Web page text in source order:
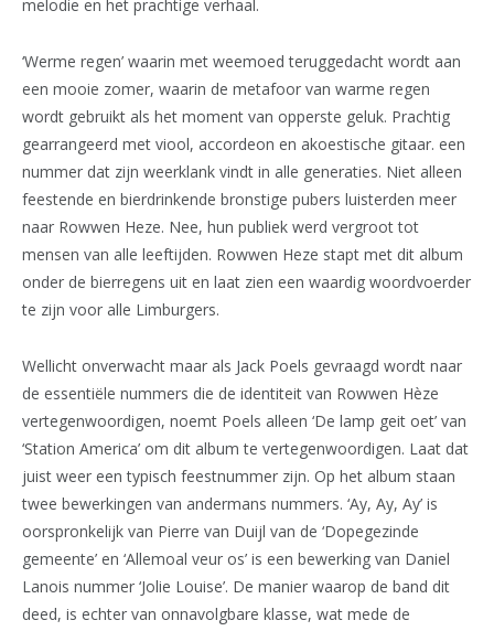
melodie en het prachtige verhaal.
‘Werme regen’ waarin met weemoed teruggedacht wordt aan
een mooie zomer, waarin de metafoor van warme regen
wordt gebruikt als het moment van opperste geluk. Prachtig
gearrangeerd met viool, accordeon en akoestische gitaar. een
nummer dat zijn weerklank vindt in alle generaties. Niet alleen
feestende en bierdrinkende bronstige pubers luisterden meer
naar Rowwen Heze. Nee, hun publiek werd vergroot tot
mensen van alle leeftijden. Rowwen Heze stapt met dit album
onder de bierregens uit en laat zien een waardig woordvoerder
te zijn voor alle Limburgers.
Wellicht onverwacht maar als Jack Poels gevraagd wordt naar
de essentiële nummers die de identiteit van Rowwen Hèze
vertegenwoordigen, noemt Poels alleen ‘De lamp geit oet’ van
‘Station America’ om dit album te vertegenwoordigen. Laat dat
juist weer een typisch feestnummer zijn. Op het album staan
twee bewerkingen van andermans nummers. ‘Ay, Ay, Ay’ is
oorspronkelijk van Pierre van Duijl van de ‘Dopegezinde
gemeente’ en ‘Allemoal veur os’ is een bewerking van Daniel
Lanois nummer ‘Jolie Louise’. De manier waarop de band dit
deed, is echter van onnavolgbare klasse, wat mede de